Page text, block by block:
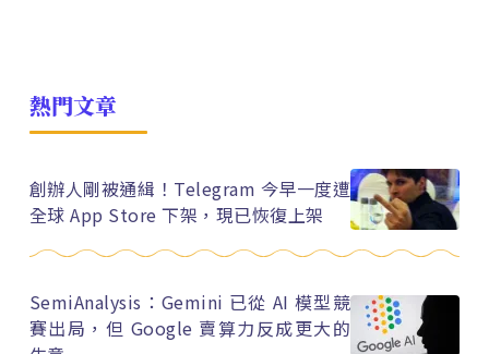
熱門文章
創辦人剛被通緝！Telegram 今早一度遭
全球 App Store 下架，現已恢復上架
SemiAnalysis：Gemini 已從 AI 模型競
賽出局，但 Google 賣算力反成更大的